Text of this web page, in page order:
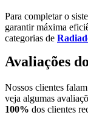
Para completar o
garantir máxima
categorias de
Avaliações
Nossos clientes
veja algumas
100% dos clientes